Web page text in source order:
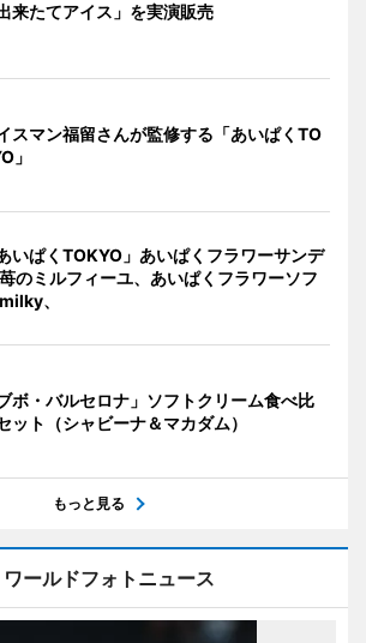
出来たてアイス」を実演販売
スマン福留さんが監修する「あいぱくTO
」
あいぱくTOKYO」あいぱくフラワーサンデ
のミルフィーユ、あいぱくフラワーソフ
、
ブボ・バルセロナ」ソフトクリーム食べ比
ット（シャビーナ＆マカダム）
もっと見る
ワールドフォトニュース